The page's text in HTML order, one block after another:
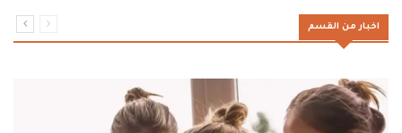
اخبار من القسم